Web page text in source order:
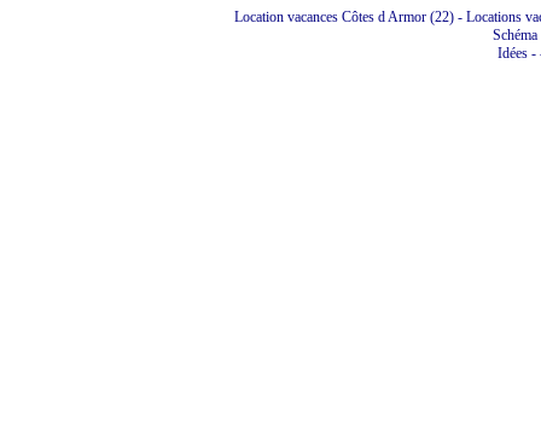
Location vacances Côtes d Armor (22) - Locations
Idées -